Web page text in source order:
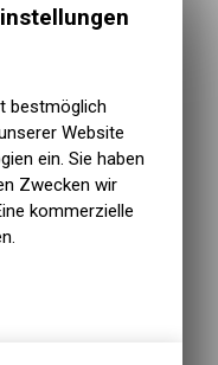
bestmöglich
Website
ein. Sie haben
Zwecken wir
kommerzielle